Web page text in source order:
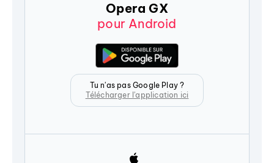
Opera GX
pour Android
Tu n'as pas Google Play ?
Télécharger l'application ici